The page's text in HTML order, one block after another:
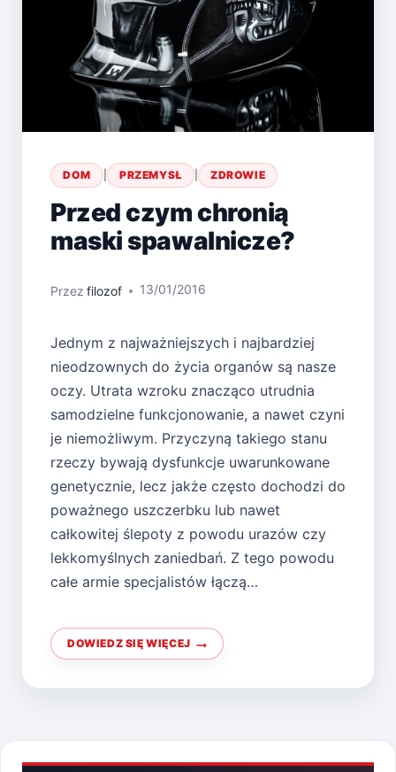
DOM | PRZEMYSŁ | ZDROWIE
Przed czym chronią
maski spawalnicze?
Przez filozof 13/01/2016
Jednym z najważniejszych i najbardziej
nieodzownych do życia organów są nasze
oczy. Utrata wzroku znacząco utrudnia
samodzielne funkcjonowanie, a nawet czyni
je niemożliwym. Przyczyną takiego stanu
rzeczy bywają dysfunkcje uwarunkowane
genetycznie, lecz jakże często dochodzi do
poważnego uszczerbku lub nawet
całkowitej ślepoty z powodu urazów czy
lekkomyślnych zaniedbań. Z tego powodu
całe armie specjalistów łączą…
DOWIEDZ SIĘ WIĘCEJ
PRZED
CZYM
SPAWALNICZE?